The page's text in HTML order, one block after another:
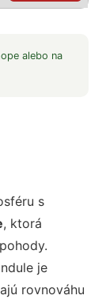
alebo na
s
, ktorá
je
rovnováhu